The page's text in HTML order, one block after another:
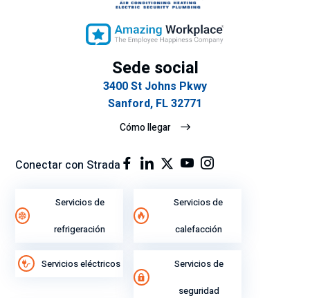
Sede social
3400 St Johns Pkwy
Sanford, FL 32771
Cómo llegar
Conectar con Strada
Servicios de
refrigeración
Servicios de
calefacción
Servicios eléctricos Servicios de
seguridad